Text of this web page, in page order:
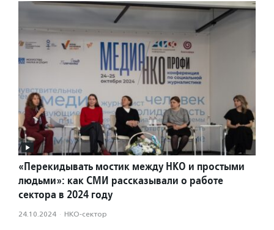
«Перекидывать мостик между НКО и простыми
людьми»: как СМИ рассказывали о работе
сектора в 2024 году
24.10.2024 · НКО-сектор